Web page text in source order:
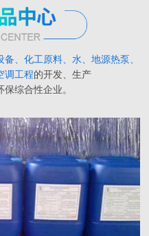
、化工原料、水、地源热泵、
调工程的开发、生产
综合性企业。